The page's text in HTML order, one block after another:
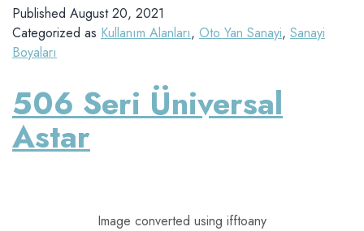
Published August 20, 2021
Categorized as Kullanım Alanları, Oto Yan Sanayi, Sanayi
Boyaları
506 Seri Üniversal
Astar
Image converted using ifftoany